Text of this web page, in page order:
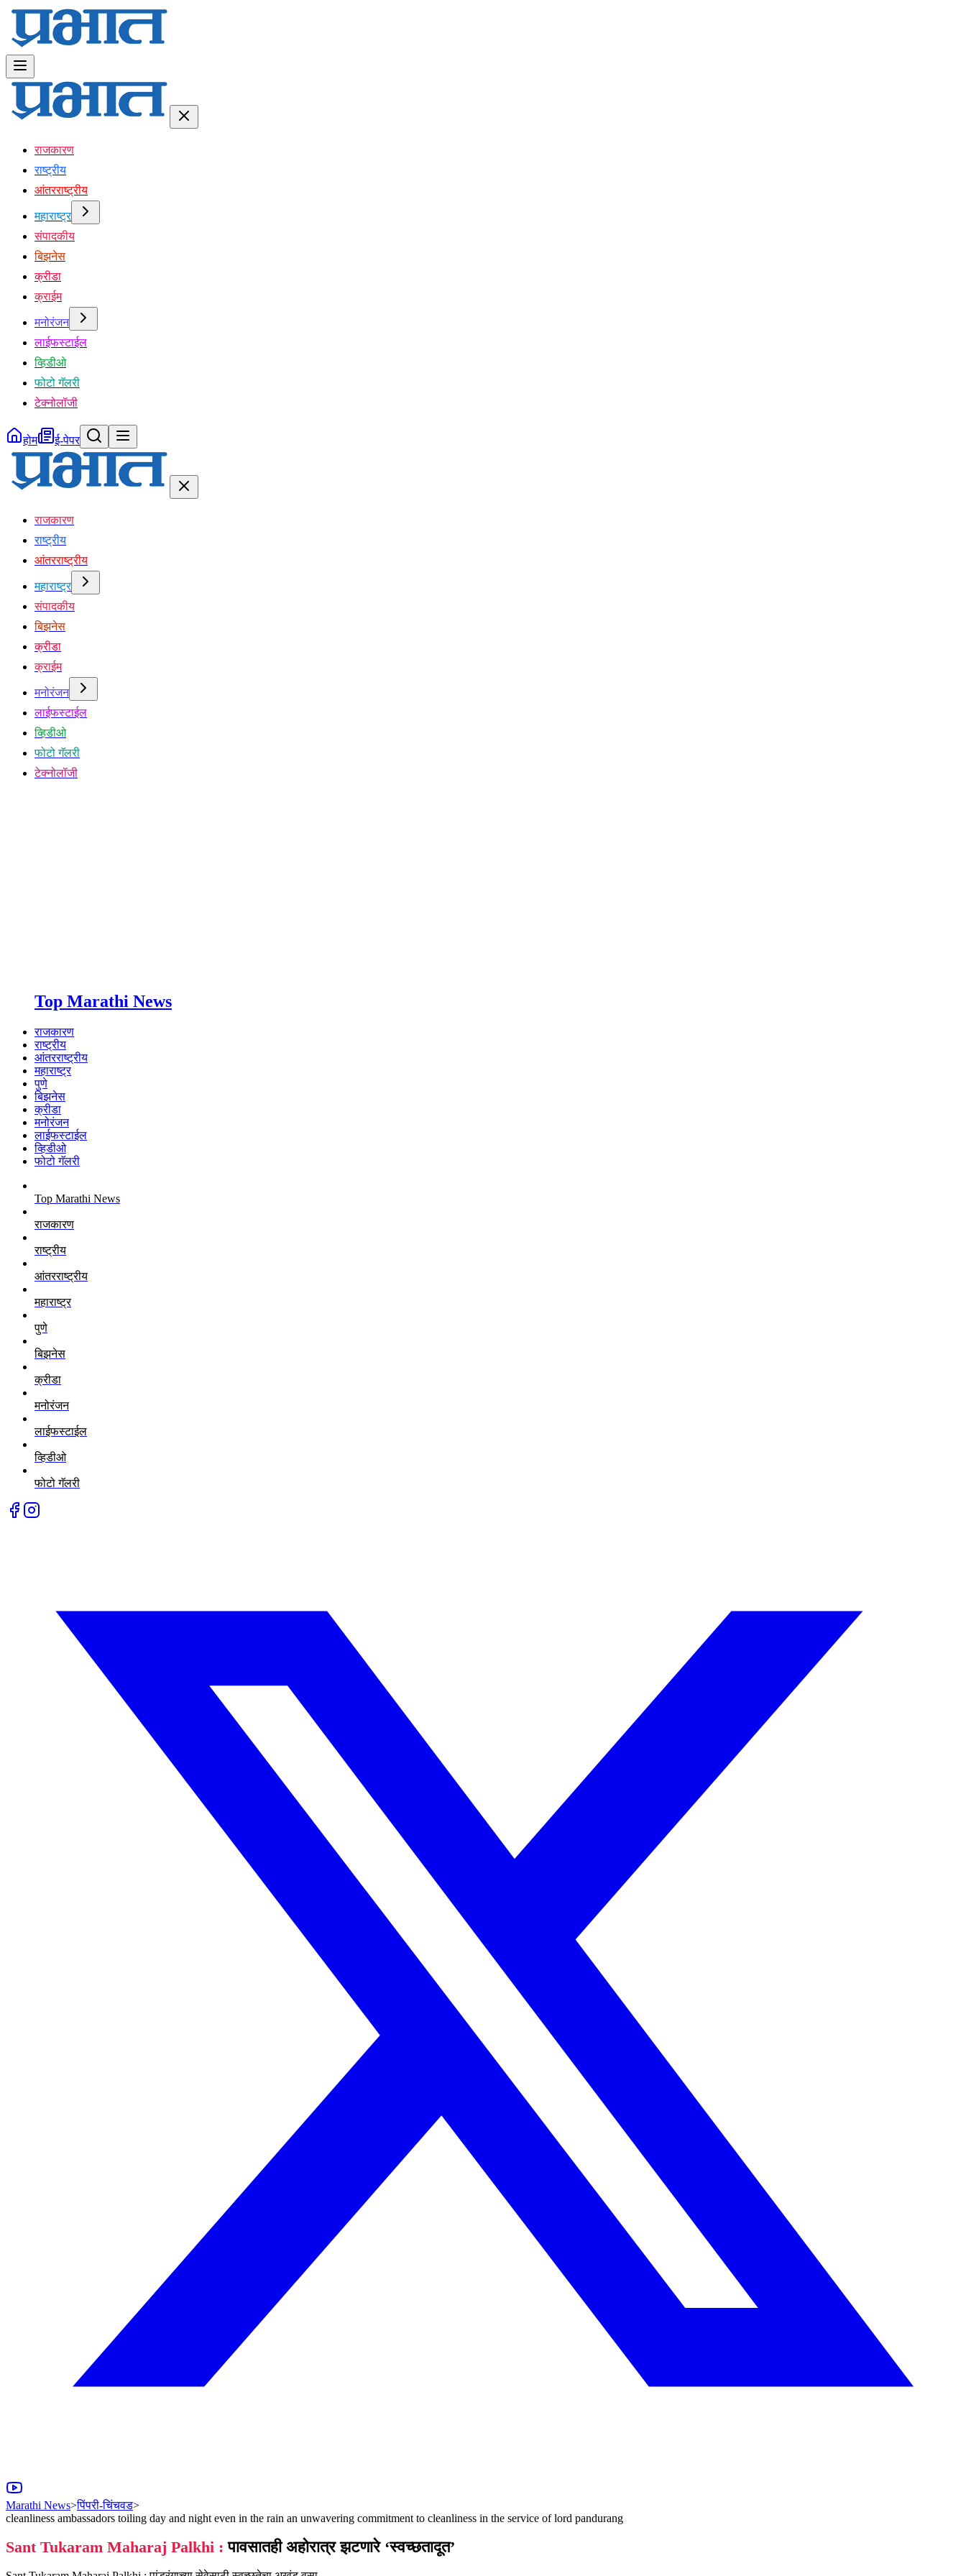
राजकारण
राष्ट्रीय
आंतरराष्ट्रीय
महाराष्ट्र
संपादकीय
बिझनेस
क्रीडा
क्राईम
मनोरंजन
लाईफस्टाईल
व्हिडीओ
फोटो गॅलरी
टेक्नोलॉजी
होम ई-पेपर
राजकारण
राष्ट्रीय
आंतरराष्ट्रीय
महाराष्ट्र
संपादकीय
बिझनेस
क्रीडा
क्राईम
मनोरंजन
लाईफस्टाईल
व्हिडीओ
फोटो गॅलरी
टेक्नोलॉजी
Top Marathi News
राजकारण
राष्ट्रीय
आंतरराष्ट्रीय
महाराष्ट्र
पुणे
बिझनेस
क्रीडा
मनोरंजन
लाईफस्टाईल
व्हिडीओ
फोटो गॅलरी
Top Marathi News
राजकारण
राष्ट्रीय
आंतरराष्ट्रीय
महाराष्ट्र
पुणे
बिझनेस
क्रीडा
मनोरंजन
लाईफस्टाईल
व्हिडीओ
फोटो गॅलरी
Marathi News>पिंपरी-चिंचवड>
cleanliness ambassadors toiling day and night even in the rain an unwavering commitment to cleanliness in the service of lord pandurang
Sant Tukaram Maharaj Palkhi : पावसातही अहोरात्र झटणारे ‘स्वच्छतादूत’